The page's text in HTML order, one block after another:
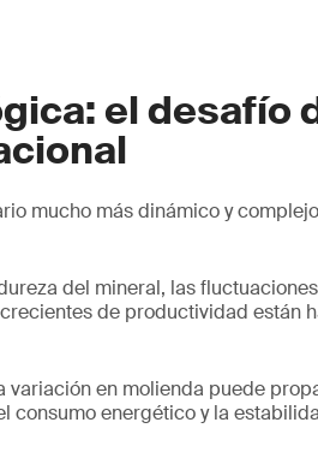
el desafío
mucho más dinámico y
del mineral, las
de productividad están
variación en molienda puede
consumo energético y la